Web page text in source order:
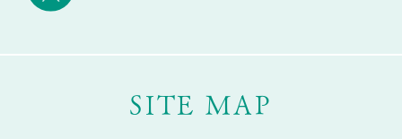
SITE MAP